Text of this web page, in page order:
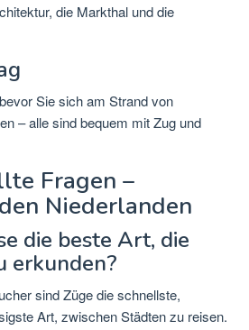
die Markthal und die
Sie sich am Strand von
– alle sind bequem mit Zug und
Fragen –
Niederlanden
die beste Art, die
erkunden?
sind Züge die schnellste,
Art, zwischen Städten zu reisen.